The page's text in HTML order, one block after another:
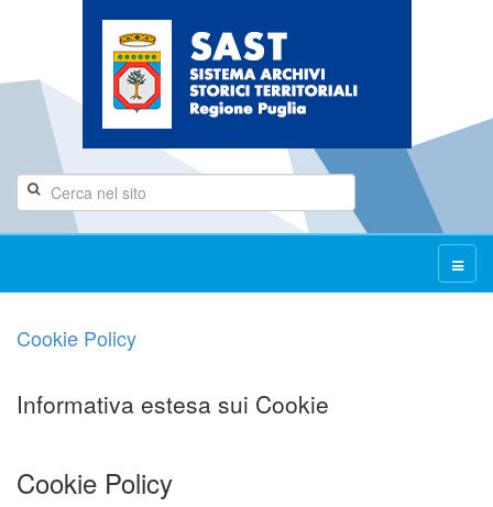
Cookie Policy
Informativa estesa sui Cookie
Cookie Policy